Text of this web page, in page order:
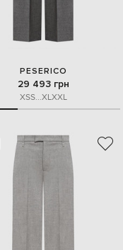
PESERICO
29 493 грн
XSS...XLXXL